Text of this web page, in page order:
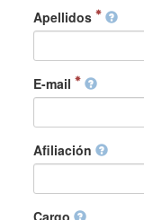
Apellidos
E-mail
Afiliación
Cargo